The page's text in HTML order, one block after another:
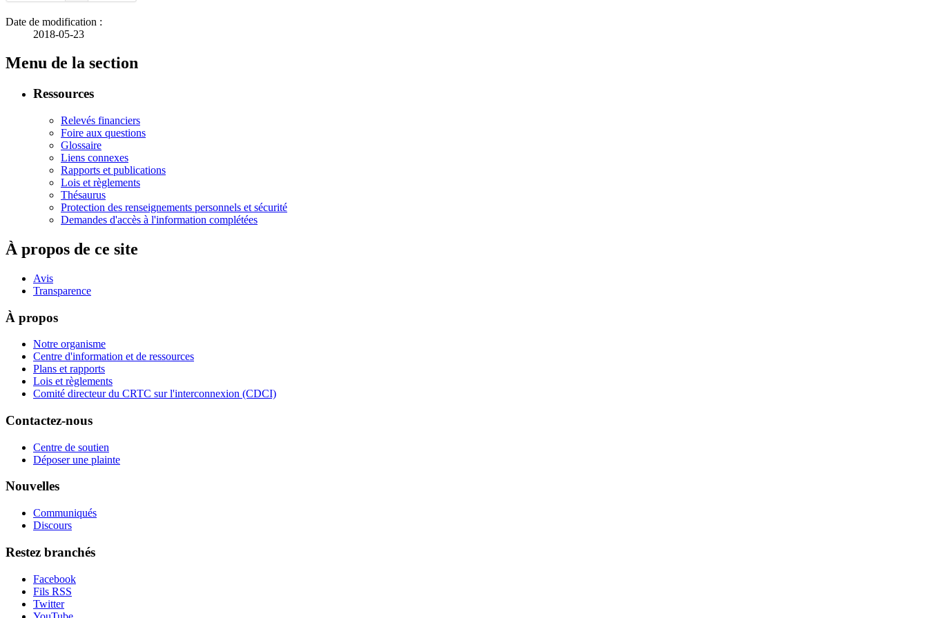
Date de modification :
2018-05-23
Menu de la section
Ressources
Relevés financiers
Foire aux questions
Glossaire
Liens connexes
Rapports et publications
Lois et règlements
Thésaurus
Protection des renseignements personnels et sécurité
Demandes d'accès à l'information complétées
À propos de ce site
Avis
Transparence
À propos
Notre organisme
Centre d'information et de ressources
Plans et rapports
Lois et règlements
Comité directeur du CRTC sur l'interconnexion (CDCI)
Contactez-nous
Centre de soutien
Déposer une plainte
Nouvelles
Communiqués
Discours
Restez branchés
Facebook
Fils RSS
Twitter